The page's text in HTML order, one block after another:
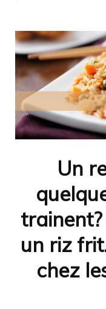
Un
un riz
chez